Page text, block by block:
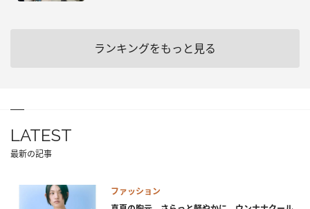
ランキングをもっと見る
LATEST
最新の記事
ファッション